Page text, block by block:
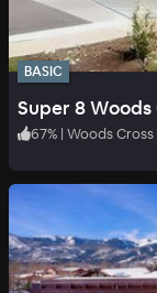
BASIC
Super 8
67% | Woods Cross